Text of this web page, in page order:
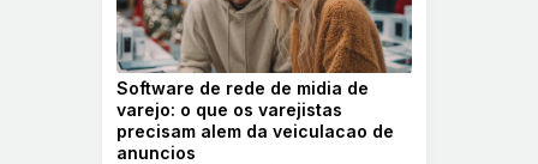
Software de rede de midia de
varejo: o que os varejistas
precisam alem da veiculacao de
anuncios